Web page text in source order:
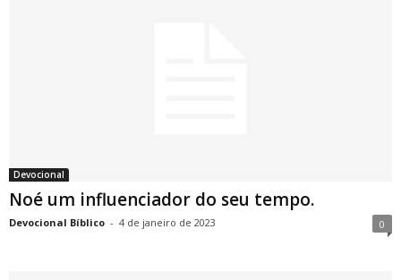
Devocional
Noé um influenciador do seu tempo.
Devocional Bíblico - 4 de janeiro de 2023 0